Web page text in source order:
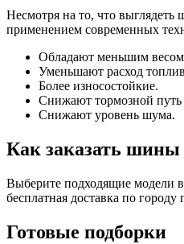
Несмотря на то, что выглядеть
применением современных
Обладают меньшим
Уменьшают расход
Более износостойкие.
Снижают тормозной путь
Снижают уровень шума.
Как заказать
Выберите подходящие модели в
бесплатная доставка по
Готовые подборки